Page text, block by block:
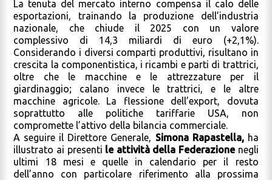
La tenuta del mercato interno compensa il calo delle
esportazioni, trainando la produzione dell’industria
nazionale, che chiude il 2025 con un valore
complessivo di 14,3 miliardi di euro (+2,1%).
Considerando i diversi comparti produttivi, risultano in
crescita la componentistica, i ricambi e parti di trattrici,
oltre che le macchine e le attrezzature per il
giardinaggio; calano invece le trattrici, e le altre
macchine agricole. La flessione dell’export, dovuta
soprattutto alle politiche tariffarie USA, non
compromette l’attivo della bilancia commerciale.
A seguire il Direttore Generale, Simona Rapastella,ha
illustrato ai presenti le attività della Federazionenegli
ultimi 18 mesi e quelle in calendario per il resto
dell’anno con particolare riferimento alla prossima